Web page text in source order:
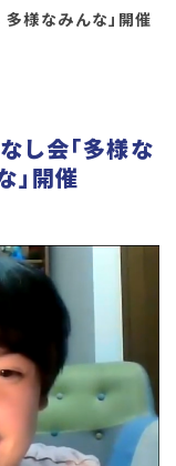
様なみんな」開催
し会「多様な
」開催